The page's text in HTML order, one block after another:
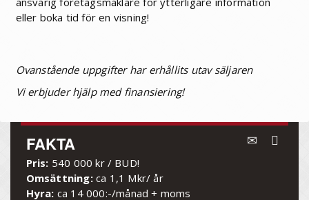
eller boka tid för en visning!
Ovanstående uppgifter har erhållits utav säljaren
Vi erbjuder hjälp med finansiering!
FAKTA
Pris: 540 000 kr / BUD!
Omsättning: ca 1,1 Mkr/ år
Hyra: ca 14 000:-/månad + moms